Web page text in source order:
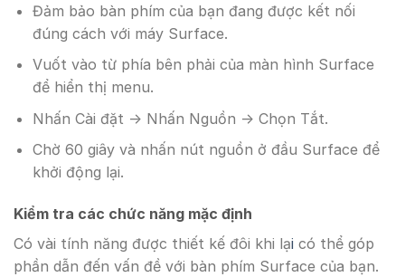
Đảm bảo bàn phím của bạn đang được kết nối
đúng cách với máy Surface.
Vuốt vào từ phía bên phải của màn hình Surface
để hiển thị menu.
Nhấn Cài đặt -> Nhấn Nguồn -> Chọn Tắt.
Chờ 60 giây và nhấn nút nguồn ở đầu Surface để
khởi động lại.
Kiểm tra các chức năng mặc định
Có vài tính năng được thiết kế đôi khi lại có thể góp
phần dẫn đến vấn đề với bàn phím Surface của bạn.